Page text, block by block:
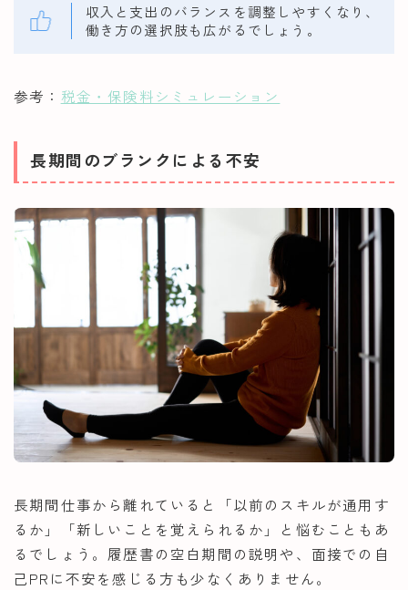
収入と支出のバランスを調整しやすくなり、
働き方の選択肢も広がるでしょう。
参考： 税金・保険料シミュレーション
長期間のブランクによる不安
長期間仕事から離れていると「以前のスキルが通用す
るか」「新しいことを覚えられるか」と悩むこともあ
るでしょう。履歴書の空白期間の説明や、面接での自
己PRに不安を感じる方も少なくありません。